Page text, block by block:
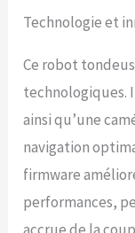
Technologie et
Ce robot
technologiques.
ainsi qu’une
navigation
firmware
performances,